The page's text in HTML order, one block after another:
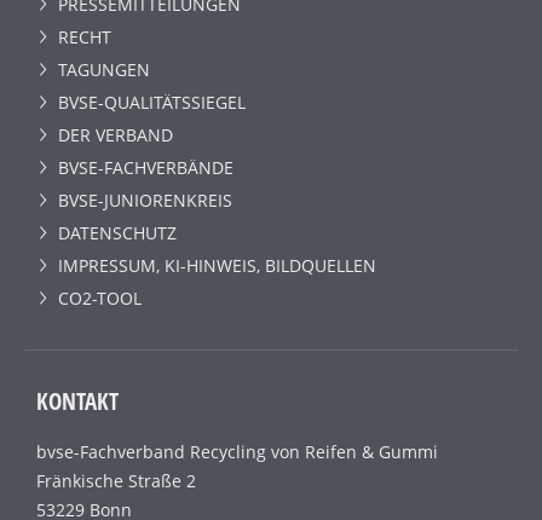
RECHT
TAGUNGEN
BVSE-QUALITÄTSSIEGEL
DER VERBAND
BVSE-FACHVERBÄNDE
BVSE-JUNIORENKREIS
DATENSCHUTZ
IMPRESSUM, KI-HINWEIS, BILDQUELLEN
CO2-TOOL
KONTAKT
bvse-Fachverband Recycling von Reifen & Gummi
Fränkische Straße 2
53229 Bonn